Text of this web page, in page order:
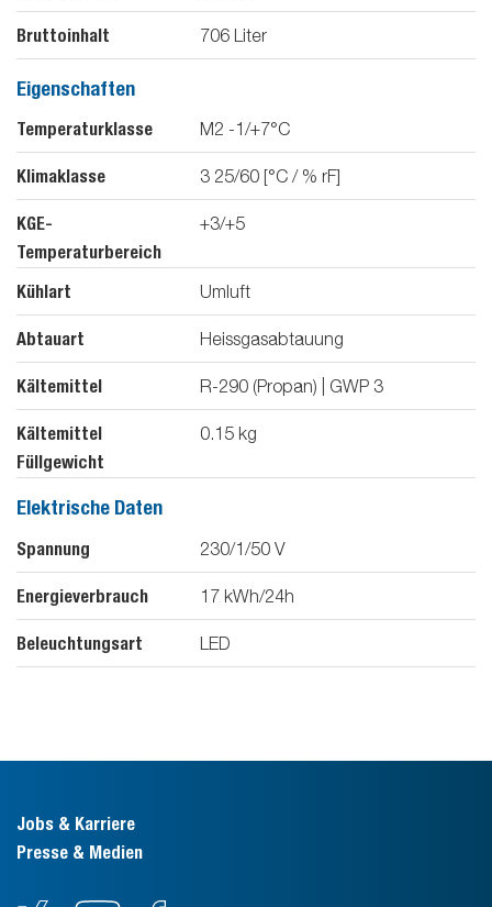
Bruttoinhalt 706 Liter
Eigenschaften
Temperaturklasse M2 -1/+7°C
Klimaklasse 3 25/60 [°C / % rF]
KGE-
Temperaturbereich
+3/+5
Kühlart Umluft
Abtauart Heissgasabtauung
Kältemittel R-290 (Propan) | GWP 3
Kältemittel
Füllgewicht
0.15 kg
Elektrische Daten
Spannung 230/1/50 V
Energieverbrauch 17 kWh/24h
Beleuchtungsart LED
Jobs & Karriere
Presse & Medien